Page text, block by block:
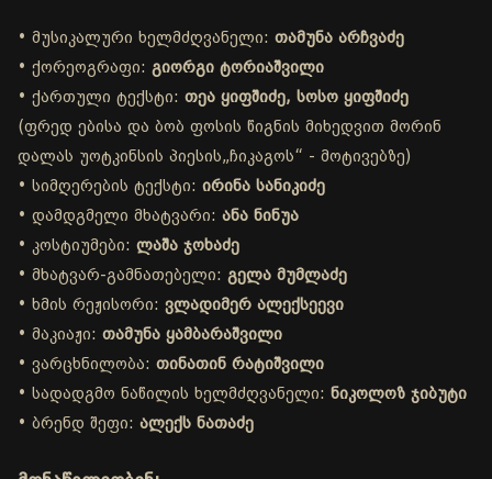
• მუსიკალური ხელმძღვანელი: თამუნა არჩვაძე
• ქორეოგრაფი: გიორგი ტორიაშვილი
• ქართული ტექსტი: თეა ყიფშიძე, სოსო ყიფშიძე
(ფრედ ებისა და ბობ ფოსის წიგნის მიხედვით მორინ
დალას უოტკინსის პიესის„ჩიკაგოს“ - მოტივებზე)
• სიმღერების ტექსტი: ირინა სანიკიძე
• დამდგმელი მხატვარი: ანა ნინუა
• კოსტიუმები: ლაშა ჯოხაძე
• მხატვარ-გამნათებელი: გელა მუმლაძე
• ხმის რეჟისორი: ვლადიმერ ალექსეევი
• მაკიაჟი: თამუნა ყამბარაშვილი
• ვარცხნილობა: თინათინ რატიშვილი
• სადადგმო ნაწილის ხელმძღვანელი: ნიკოლოზ ჯიბუტი
• ბრენდ შეფი: ალექს ნათაძე